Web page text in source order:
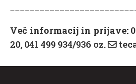
Več informacij in prijave:
20, 041 499 934/936 oz.